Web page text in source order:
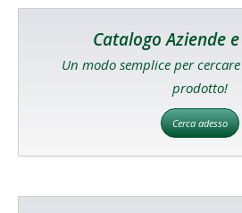
Catalogo Aziende
Un modo semplice per
prodotto!
Cerca adesso